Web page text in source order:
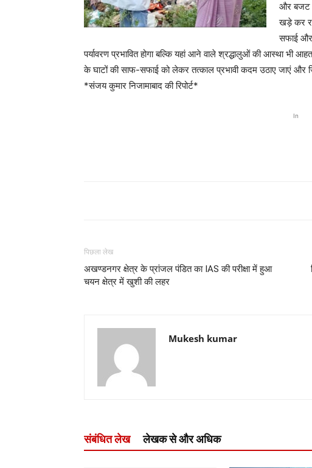
और बजट
खड़े कर
सफाई और
पर्यावरण प्रभावित होगा बल्कि यहां आने वाले श्रद्धालुओं की आस्था भी
के घाटों की साफ-सफाई को लेकर तत्काल प्रभावी कदम उठाए जाएं और
*संजय कुमार निजामाबाद की रिपोर्ट*
In
पिछला लेख
अखण्डनगर क्षेत्र के प्रांजल पंडित का IAS की परीक्षा में हुआ
चयन क्षेत्र में खुशी की लहर
Mukesh kumar
संबंधित लेख लेखक से और अधिक